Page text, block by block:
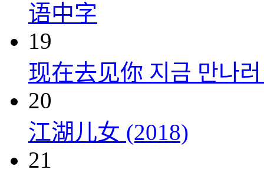
语中字
19
现在去见你 지금 만나
20
江湖儿女 (2018)
21